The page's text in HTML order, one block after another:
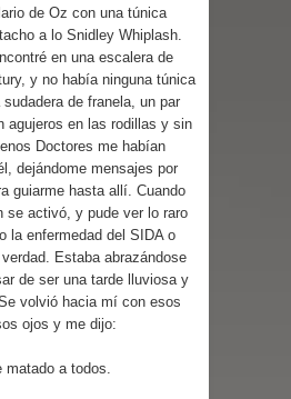
de Oz con una túnica
a lo Snidley Whiplash.
en una escalera de
y no había ninguna túnica
de franela, un par
agujeros en las rodillas y sin
Doctores me habían
dejándome mensajes por
guiarme hasta allí. Cuando
se activó, y pude ver lo raro
la enfermedad del SIDA o
Estaba abrazándose
de ser una tarde lluviosa y
volvió hacia mí con esos
ojos y me dijo:
a todos.